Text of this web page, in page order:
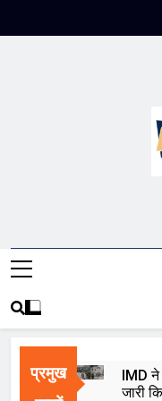
प्रमुख
IMD ने
जारी